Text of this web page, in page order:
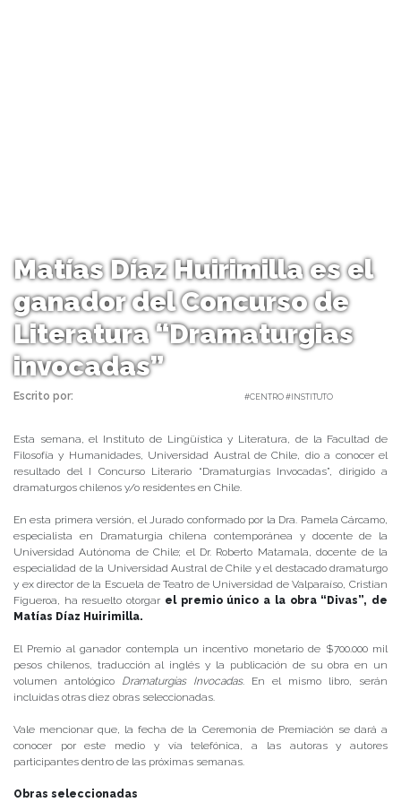
Matías Díaz Huirimilla es el
ganador del Concurso de
Literatura “Dramaturgias
invocadas”
Escrito por: #CENTRO #INSTITUTO
Esta semana, el Instituto de Lingüística y Literatura, de la Facultad de
Filosofía y Humanidades, Universidad Austral de Chile, dio a conocer el
resultado del I Concurso Literario “Dramaturgias Invocadas”, dirigido a
dramaturgos chilenos y/o residentes en Chile.
En esta primera versión, el Jurado conformado por la Dra. Pamela Cárcamo,
especialista en Dramaturgia chilena contemporánea y docente de la
Universidad Autónoma de Chile; el Dr. Roberto Matamala, docente de la
especialidad de la Universidad Austral de Chile y el destacado dramaturgo
y ex director de la Escuela de Teatro de Universidad de Valparaíso, Cristian
Figueroa, ha resuelto otorgar el premio único a la obra “Divas”, de
Matías Díaz Huirimilla.
El Premio al ganador contempla un incentivo monetario de $700.000 mil
pesos chilenos, traducción al inglés y la publicación de su obra en un
volumen antológico Dramaturgias Invocadas. En el mismo libro, serán
incluidas otras diez obras seleccionadas.
Vale mencionar que, la fecha de la Ceremonia de Premiación se dará a
conocer por este medio y vía telefónica, a las autoras y autores
participantes dentro de las próximas semanas.
Obras seleccionadas